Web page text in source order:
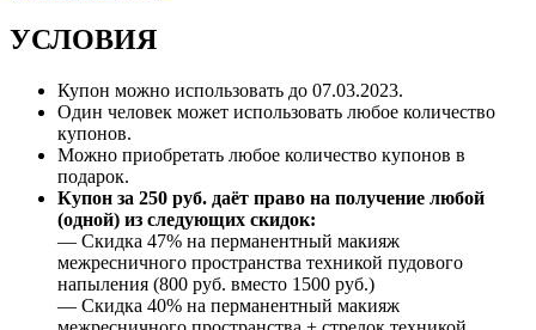
УСЛОВИЯ
Купон можно использовать до 07.03.2023.
Один человек может использовать любое количество
купонов.
Можно приобретать любое количество купонов в
подарок.
Купон за 250 руб. даёт право на получение любой
(одной) из следующих скидок:
— Скидка 47% на перманентный макияж
межресничного пространства техникой пудового
напыления (800 руб. вместо 1500 руб.)
— Скидка 40% на перманентный макияж